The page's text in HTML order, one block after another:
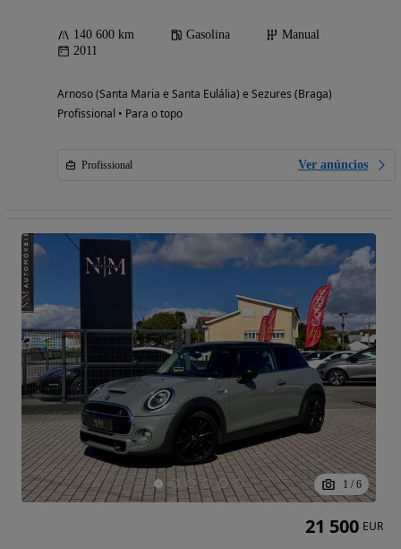
140 600 km Gasolina
Manual
2011
Arnoso (Santa Maria e Santa Eulália) e Sezures (Braga)
Profissional • Para o topo
Profissional Ver anúncios
1 / 6
21 500 EUR